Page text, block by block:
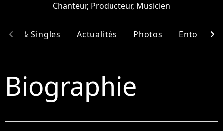
Chanteur, Producteur, Musicien
& Singles Actualités Photos Entourage
chevron_left chevron_right
Biographie